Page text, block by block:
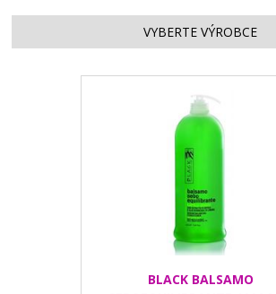
VYBERTE VÝROBCE
BLACK BALSAMO